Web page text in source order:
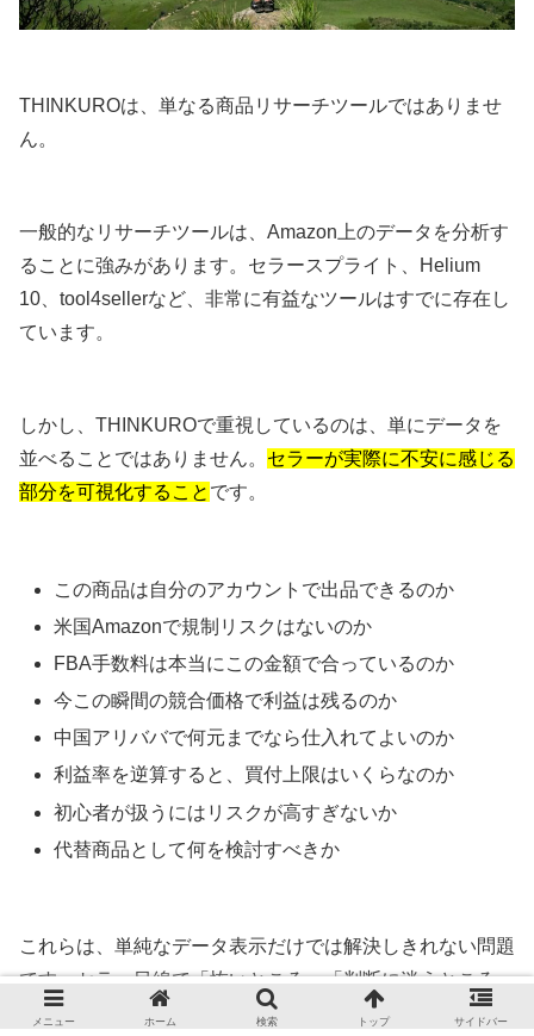
THINKUROは、単なる商品リサーチツールではありませ
ん。
一般的なリサーチツールは、Amazon上のデータを分析す
ることに強みがあります。セラースプライト、Helium
10、tool4sellerなど、非常に有益なツールはすでに存在し
ています。
しかし、THINKUROで重視しているのは、単にデータを
並べることではありません。 セラーが実際に不安に感じる
部分を可視化すること です。
この商品は自分のアカウントで出品できるのか
米国Amazonで規制リスクはないのか
FBA手数料は本当にこの金額で合っているのか
今この瞬間の競合価格で利益は残るのか
中国アリババで何元までなら仕入れてよいのか
利益率を逆算すると、買付上限はいくらなのか
初心者が扱うにはリスクが高すぎないか
代替商品として何を検討すべきか
これらは、単純なデータ表示だけでは解決しきれない問題
です。セラー目線で「怖いところ」「判断に迷うところ」
「失敗したら損害が大きいところ」を可視化する必要があ
メニュー ホーム 検索 トップ サイドバー